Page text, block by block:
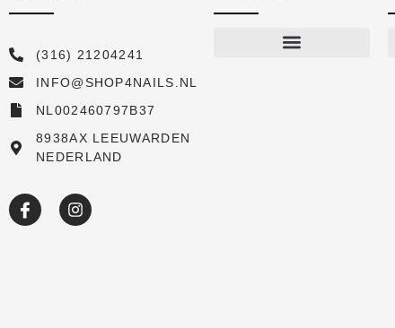
(316) 21204241
INFO@SHOP4NAILS.NL
NL002460797B37
8938AX LEEUWARDEN
NEDERLAND